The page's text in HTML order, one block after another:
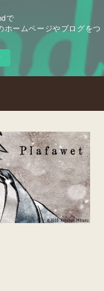
で
ホームページやブログをつ